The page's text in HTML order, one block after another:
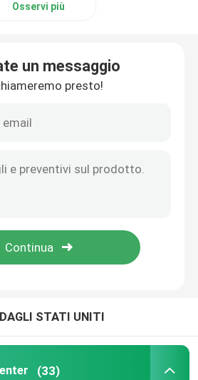
Osservi più
un messaggio
presto!
STATI UNITI
(33)